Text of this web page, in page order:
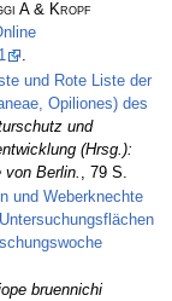
A & Kropf
.
und Rote Liste der
Opiliones) des
und
(Hrsg.):
Berlin.
, 79 S.
und Weberknechte
bruennichi